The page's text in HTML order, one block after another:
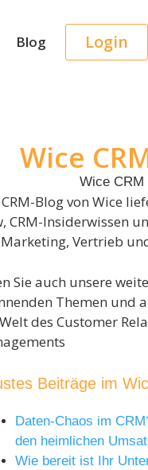
Blog Login
Wice
Blog von Wice
CRM-Insiderwissen
Vertrieb
Sie auch unsere
Themen und
des Customer
Beiträge im
Daten-Chaos im
den heimlichen
Wie bereit ist Ihr